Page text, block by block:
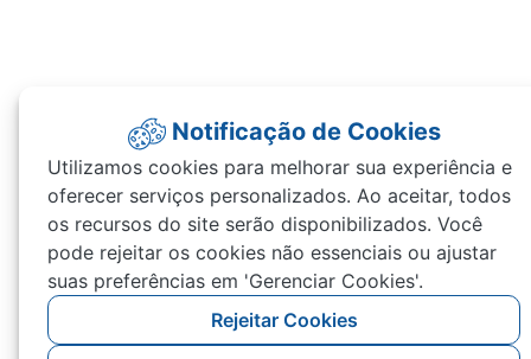
Notificação de Cookies
Utilizamos cookies para melhorar sua experiência e
oferecer serviços personalizados. Ao aceitar, todos
os recursos do site serão disponibilizados. Você
pode rejeitar os cookies não essenciais ou ajustar
suas preferências em 'Gerenciar Cookies'.
Rejeitar Cookies